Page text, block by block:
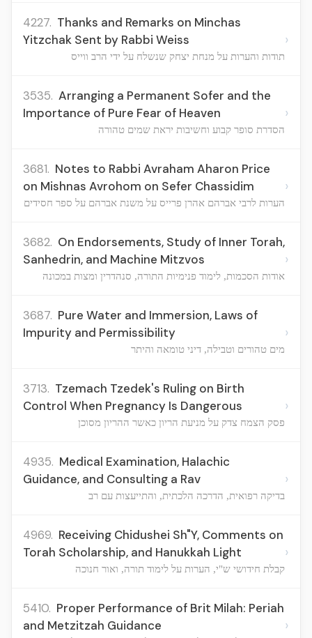
4227. Thanks and Remarks on Minchas
Yitzchak Sent by Rabbi Weiss
תודות והערות על מנחת יצחק שנשלח על ידי הרב ווייס
›
3535. Arranging a Permanent Sofer and the
Importance of Pure Fear of Heaven
הסדרת סופר קבוע וחשיבות יראת שמים טהורה
›
3681. Notes to Rabbi Avraham Aharon Price
on Mishnas Avrohom on Sefer Chassidim
הערות לרבי אברהם אהרן פרייס על משנת אברהם על ספר חסידים
›
3682. On Endorsements, Study of Inner Torah,
Sanhedrin, and Machine Mitzvos
אודות הסכמות, לימוד פנימיות התורה, סנהדרין ומצות במכונה
›
3687. Pure Water and Immersion, Laws of
Impurity and Permissibility
מים טהורים וטבילה, דיני טומאה והיתר
›
3713. Tzemach Tzedek's Ruling on Birth
Control When Pregnancy Is Dangerous
פסק הצמח צדק על מניעת הריון כאשר ההריון מסוכן
›
4935. Medical Examination, Halachic
Guidance, and Consulting a Rav
בדיקה רפואית, הדרכה הלכתית, והתייעצות עם רב
›
4969. Receiving Chidushei Sh"Y, Comments on
Torah Scholarship, and Hanukkah Light
קבלת חידושי ש"י, הערות על לימוד תורה, ואור חנוכה
›
5410. Proper Performance of Brit Milah: Periah
and Metzitzah Guidance
›